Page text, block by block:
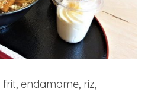
endamame, riz,